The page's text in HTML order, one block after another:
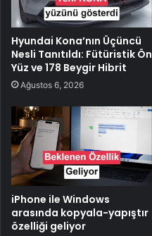
Hyundai Kona’nın Üçüncü
Nesli Tanıtıldı: Fütüristik Ön
Yüz ve 178 Beygir Hibrit
Ağustos 6, 2026
iPhone ile Windows
arasında kopyala-yapıştır
özelliği geliyor